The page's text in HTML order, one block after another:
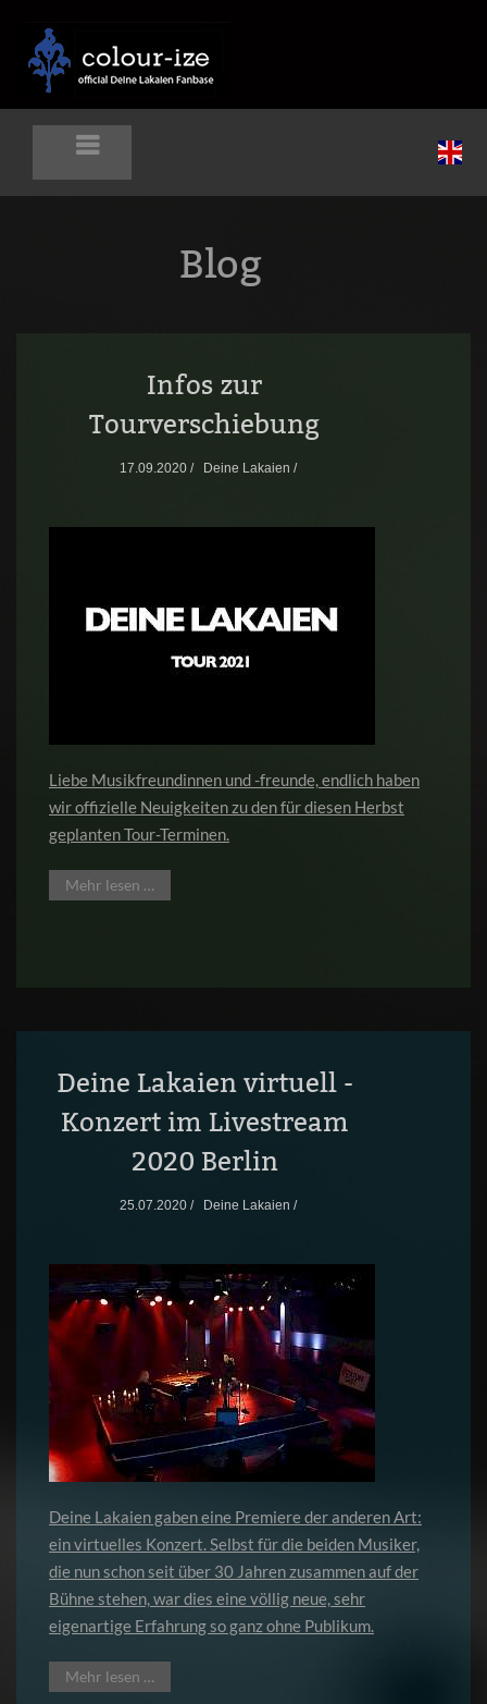
Blog
Infos zur
Tourverschiebung
17.09.2020 / Deine Lakaien /
Liebe Musikfreundinnen und -freunde, endlich haben
wir offizielle Neuigkeiten zu den für diesen Herbst
geplanten Tour-Terminen.
Mehr lesen …
Deine Lakaien virtuell -
Konzert im Livestream
2020 Berlin
25.07.2020 / Deine Lakaien /
Deine Lakaien gaben eine Premiere der anderen Art:
ein virtuelles Konzert. Selbst für die beiden Musiker,
die nun schon seit über 30 Jahren zusammen auf der
Bühne stehen, war dies eine völlig neue, sehr
eigenartige Erfahrung so ganz ohne Publikum.
Mehr lesen …